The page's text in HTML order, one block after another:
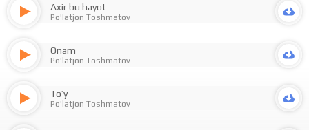
Axir bu hayot
Po'latjon Toshmatov
Onam
Po'latjon Toshmatov
To’y
Po'latjon Toshmatov